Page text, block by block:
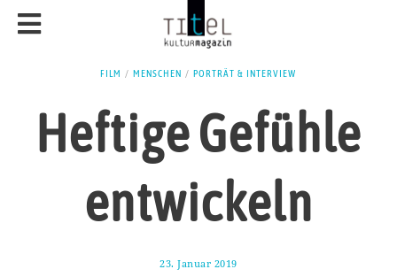
FILM / MENSCHEN / PORTRÄT & INTERVIEW
Heftige Gefühle
entwickeln
23. Januar 2019